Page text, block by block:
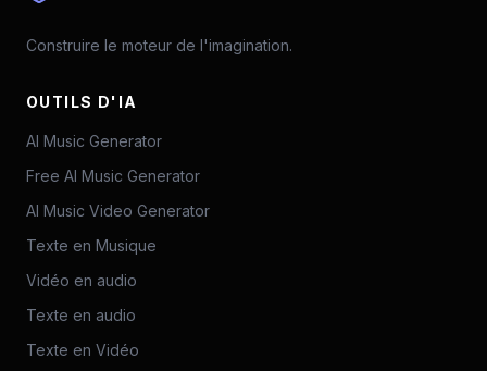
Construire le moteur de l'imagination.
OUTILS D'IA
AI Music Generator
Free AI Music Generator
AI Music Video Generator
Texte en Musique
Vidéo en audio
Texte en audio
Texte en Vidéo